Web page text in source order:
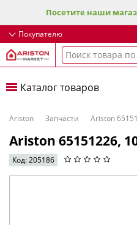
Посетите наши
Покупателю
Каталог товаров
Ariston Запчасти Ariston
Ariston 65151226,
Код: 205186